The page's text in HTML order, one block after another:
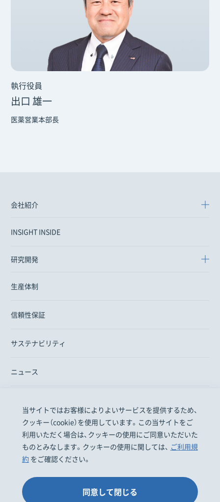
執行役員
出口 雄一
医薬営業本部長
当サイトではお客様によりよいサービスを提供するため、
クッキー（cookie）を使用しています。この当サイトをご
利用いただく場合は、クッキーの使用にご同意いただいた
ものとみなします。クッキーの使用に関しては、 ご利用規
約 をご確認ください。
同意して閉じる
会社紹介
INSIGHT INSIDE
研究開発
生産体制
信頼性保証
サステナビリティ
ニュース
医療関係者の皆様 一般・患者の皆様
株主投資家の皆様
採用情報お問い合わせEN
明治ホールディングス株式会社
© Meiji Seika Pharma Co., Ltd. All Rights Reserved.